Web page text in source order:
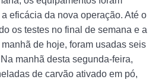
eficácia da nova operação. Até o
os testes no final de semana e a
de hoje, foram usadas seis
manhã desta segunda-feira,
de carvão ativado em pó,